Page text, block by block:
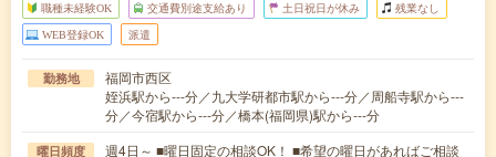
職種未経験OK 交通費別途支給あり 土日祝日が休み 残業なし
WEB登録OK 派遣
勤務地
福岡市西区
姪浜駅から---分／九大学研都市駅から---分／周船寺駅から---
分／今宿駅から---分／橋本(福岡県)駅から---分
曜日頻度 週4日～ ■曜日固定の相談OK！ ■希望の曜日があればご相談